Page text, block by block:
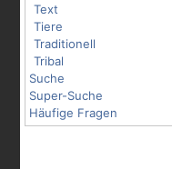
Text
Tiere
Traditionell
Tribal
Suche
Super-Suche
Häufige Fragen